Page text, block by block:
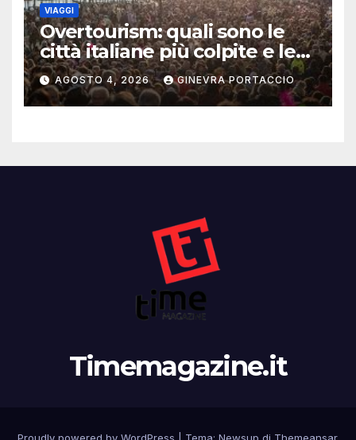
VIAGGI
Overtourism: quali sono le
città italiane più colpite e le
alternative da scegliere
AGOSTO 4, 2026 GINEVRA PORTACCIO
Timemagazine.it